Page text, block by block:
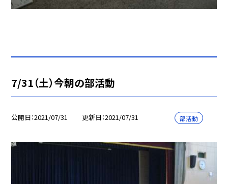
7/31（土）今朝の部活動
公開日 2021/07/31 更新日 2021/07/31 部活動